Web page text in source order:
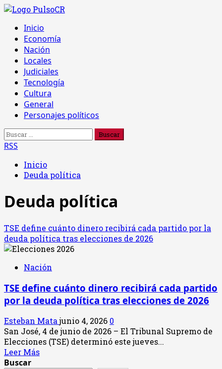
Saltar
contenido
Menú
principal
Inicio
Economía
Nación
Locales
Judiciales
Tecnología
Cultura
General
Personajes políticos
Buscar:
RSS
Inicio
Deuda política
Deuda política
TSE define cuánto dinero recibirá cada partido por la
deuda política tras elecciones de 2026
Nación
TSE define cuánto dinero recibirá cada partido
por la deuda política tras elecciones de 2026
Esteban Matajunio 4, 2026 0
San José, 4 de junio de 2026 – El Tribunal Supremo de
Elecciones (TSE) determinó este jueves...
Leer MásLeer
Buscar